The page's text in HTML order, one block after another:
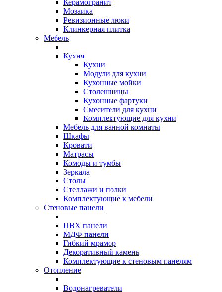
Керамогранит
Мозаика
Ревизионные люки
Клинкерная плитка
Мебель
Кухня
Кухни
Модули для кухни
Кухонные мойки
Столешницы
Кухонные фартуки
Смесители для кухни
Комплектующие для кухни
Мебель для ванной комнаты
Шкафы
Кровати
Матрасы
Комоды и тумбы
Зеркала
Столы
Стеллажи и полки
Комплектующие к мебели
Стеновые панели
ПВХ панели
МДФ панели
Гибкий мрамор
Декоративный камень
Комплектующие к стеновым панелям
Отопление
Водонагреватели